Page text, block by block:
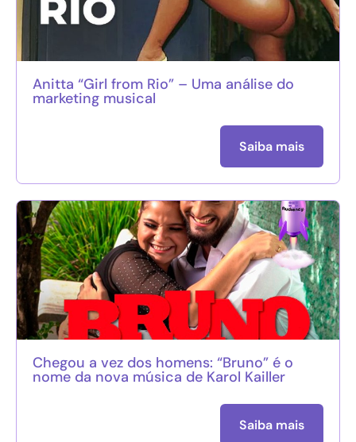
Anitta “Girl from Rio” – Uma análise do
marketing musical
Saiba mais
Chegou a vez dos homens: “Bruno” é o
nome da nova música de Karol Kailler
Saiba mais